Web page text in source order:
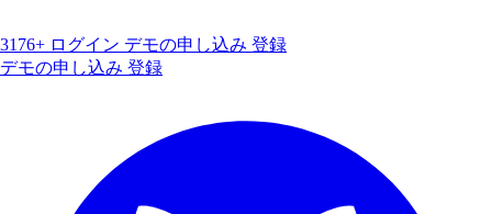
3176+ ログイン デモの申し込み 登録
デモの申し込み 登録